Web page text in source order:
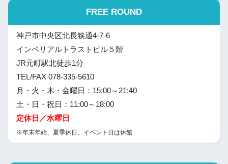
FREE ROUND
神戸市中央区北長狭通4-7-6
インペリアルトラストビル５階
JR元町駅北徒歩1分
TEL/FAX 078-335-5610
月・火・木・金曜日：15:00～21:40
土・日・祝日：11:00～18:00
定休日／水曜日
※年末年始、夏季休日、イベント日は休館